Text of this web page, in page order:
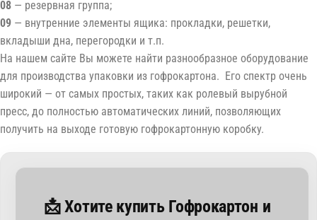
08 — резервная группа;
09 — внутренние элементы ящика: прокладки, решетки,
вкладыши дна, перегородки и т.п.
На нашем сайте Вы можете найти разнообразное оборудование
для производства упаковки из гофрокартона. Его спектр очень
широкий — от самых простых, таких как ролевый вырубной
пресс, до полностью автоматических линий, позволяющих
получить на выходе готовую гофрокартонную коробку.
📩 Хотите купить Гофрокартон и